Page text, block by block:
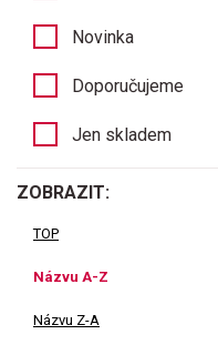
Novinka
Doporučujeme
Jen skladem
ZOBRAZIT:
TOP
Názvu A-Z
Názvu Z-A